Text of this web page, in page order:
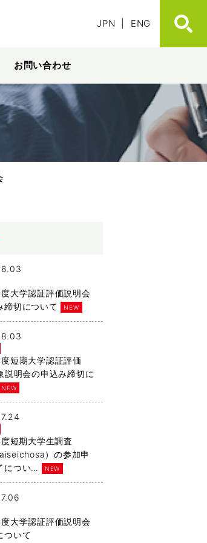
JPN ENG
お問い合わせ
大学認証評価説明会
締切について
NEW
短期大学認証評価
説明会の申込み締切に
NEW
短期大学生調査
）の参加申
につい…
NEW
大学認証評価説明会
ついて